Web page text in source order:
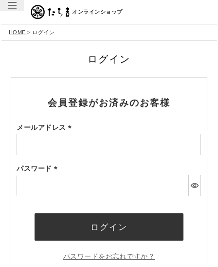
オンラインショップ
HOME ログイン
ログイン
会員登録がお済みのお客様
メールアドレス
須)
パスワード
須)
ログイン
パスワードをお忘れですか？